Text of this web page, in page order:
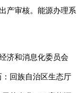
产审核。能源办理系
和消息化委员会
：回族自治区生态厅